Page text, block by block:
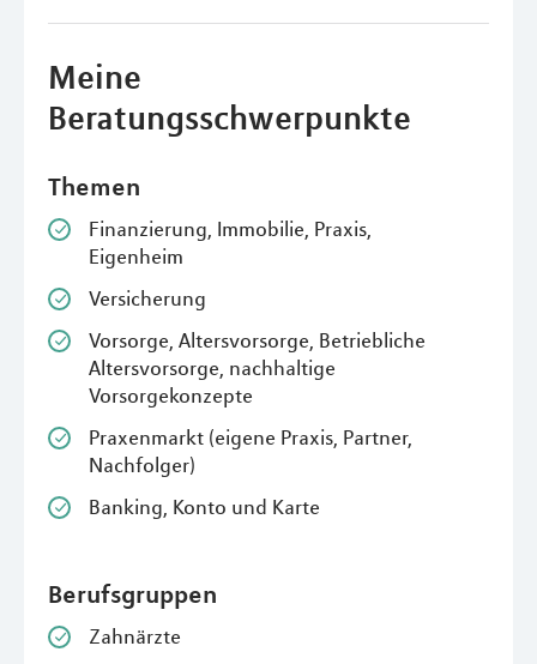
Meine
Beratungsschwerpunkte
Themen
Finanzierung, Immobilie, Praxis,
Eigenheim
Versicherung
Vorsorge, Altersvorsorge, Betriebliche
Altersvorsorge, nachhaltige
Vorsorgekonzepte
Praxenmarkt (eigene Praxis, Partner,
Nachfolger)
Banking, Konto und Karte
Berufsgruppen
Zahnärzte